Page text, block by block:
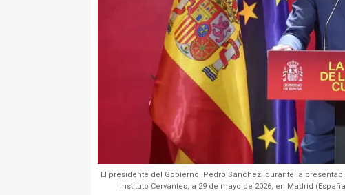
El presidente del Gobierno, Pedro Sánchez, durante la
Instituto Cervantes, a 29 de mayo de 2026, en Madrid